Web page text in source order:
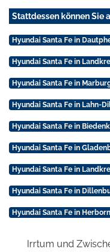
Stattdessen können Sie
Hyundai Santa Fe in
Hyundai Santa Fe in
Hyundai Santa Fe in
Hyundai Santa Fe in Lahn-
Hyundai Santa Fe in
Hyundai Santa Fe in
Hyundai Santa Fe in
Hyundai Santa Fe in
Hyundai Santa Fe in
Irrtum und